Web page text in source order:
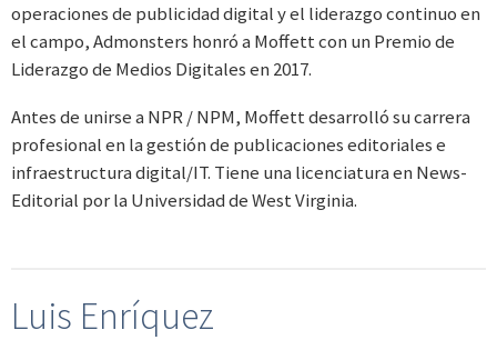
operaciones de publicidad digital y el liderazgo continuo en
el campo, Admonsters honró a Moffett con un Premio de
Liderazgo de Medios Digitales en 2017.
Antes de unirse a NPR / NPM, Moffett desarrolló su carrera
profesional en la gestión de publicaciones editoriales e
infraestructura digital/IT. Tiene una licenciatura en News-
Editorial por la Universidad de West Virginia.
Luis Enríquez